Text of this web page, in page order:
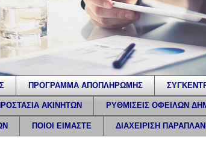
ΠΡΟΓΡΑΜΜΑ ΑΠΟΠΛΗΡΩΜΗΣ
ΑΚΙΝΗΤΩΝ ΡΥΘΜΙΣΕΙΣ ΟΦΕΙΛΩΝ
ΠΟΙΟΙ ΕΙΜΑΣΤΕ ΔΙΑΧΕΙΡΙΣΗ